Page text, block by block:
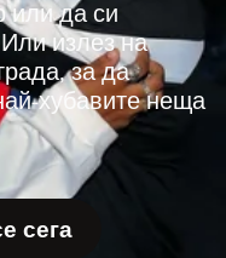
или да си
излез на
за да
хубавите неща
сега